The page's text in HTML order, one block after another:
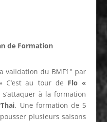
de Formation
validation du BMF1° par
C’est au tour de Flo «
s’attaquer à la formation
. Une formation de 5
plusieurs saisons